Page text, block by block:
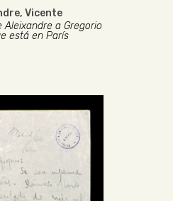
Vicente
Aleixandre a Gregorio
está en París